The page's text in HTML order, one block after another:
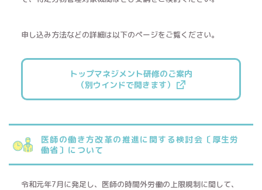
申し込み方法などの詳細は以下のページをご覧ください。
トップマネジメント研修のご案内
（別ウインドで開きます）
医師の働き方改革の推進に関する検討会〔厚生労
働省〕について
令和元年7月に発足し、医師の時間外労働の上限規制に関して、